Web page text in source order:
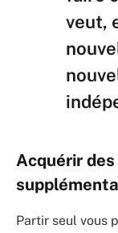
veut,
Acquérir
Partir seul vous